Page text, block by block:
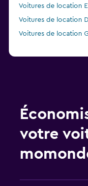
Voitures de location
Voitures de location
Voitures de location
votre